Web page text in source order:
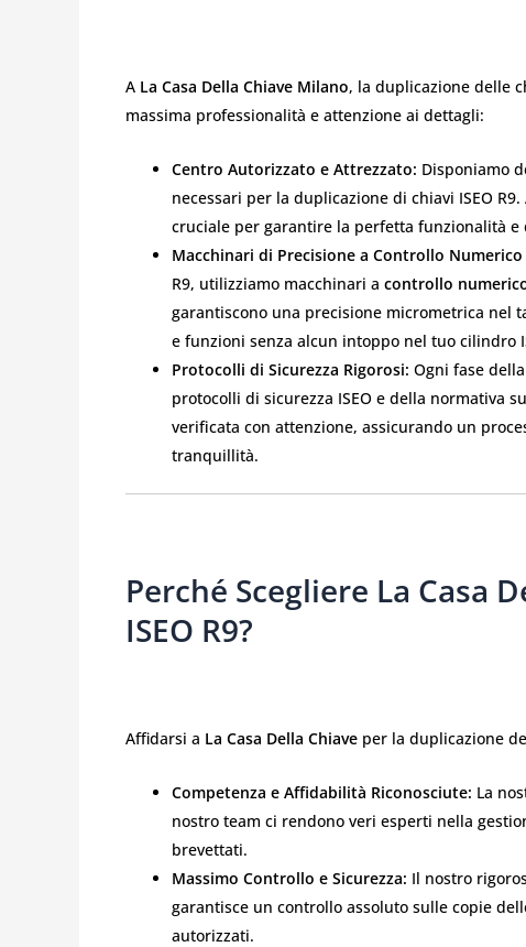
A La Casa Della Chiave Milano, la duplicazione delle
massima professionalità e attenzione ai dettagli:
Centro Autorizzato e Attrezzato: Disponiamo
necessari per la duplicazione di chiavi ISEO R9.
cruciale per garantire la perfetta funzionalità
Macchinari di Precisione a Controllo Numerico
R9, utilizziamo macchinari a controllo
garantiscono una precisione micrometrica nel
e funzioni senza alcun intoppo nel tuo cilindro
Protocolli di Sicurezza Rigorosi: Ogni fase
protocolli di sicurezza ISEO e della normativa
verificata con attenzione, assicurando un
tranquillità.
Perché Scegliere La Casa
ISEO R9?
Affidarsi a La Casa Della Chiave per la duplicazione
Competenza e Affidabilità Riconosciute: La
nostro team ci rendono veri esperti nella
brevettati.
Massimo Controllo e Sicurezza: Il nostro
garantisce un controllo assoluto sulle copie
autorizzati.